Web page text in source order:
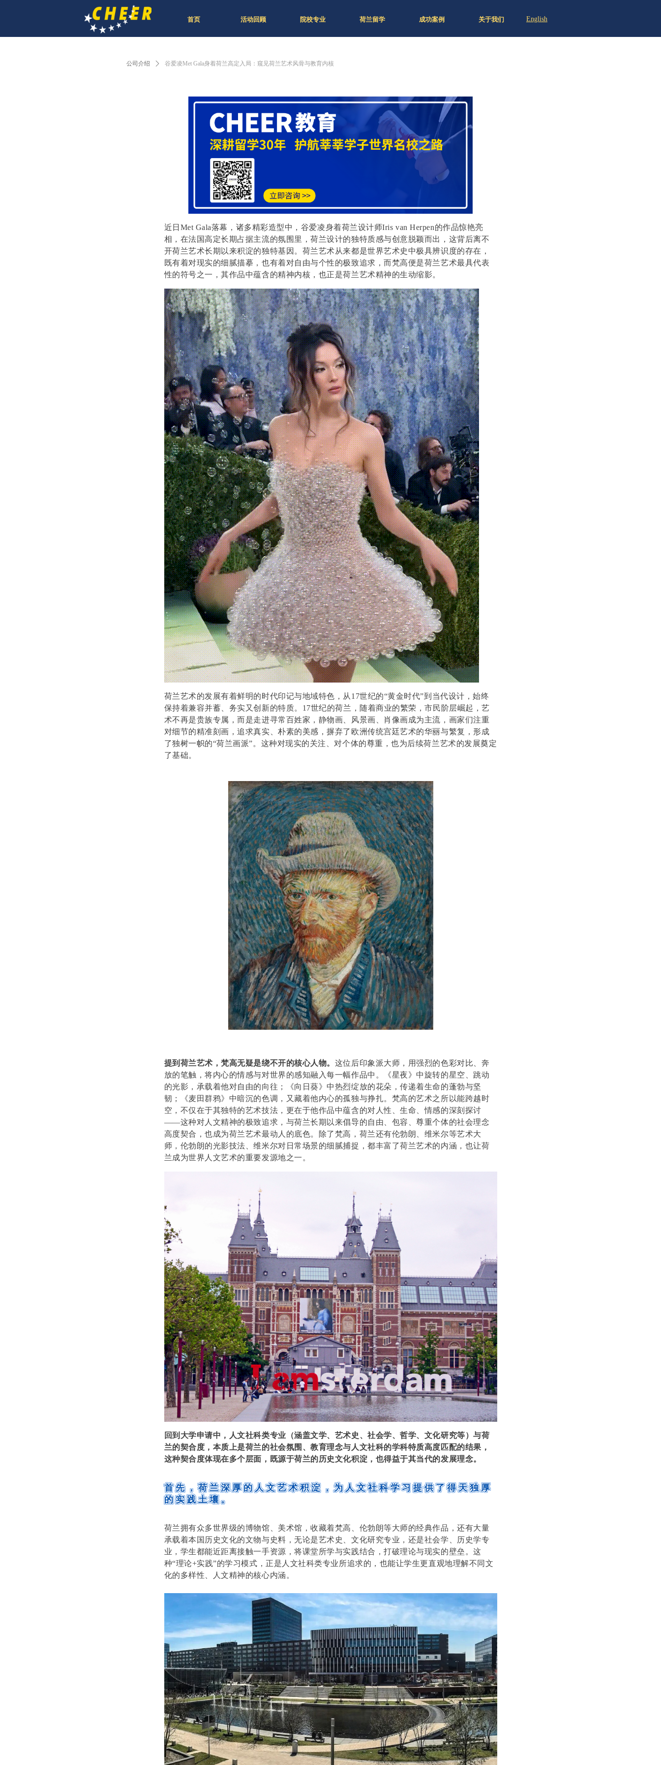
首页 活动回顾 院校专业 荷兰留学 成功案例 关于我们 English
公司介绍 ꄲ 谷爱凌Met Gala身着荷兰高定入局：窥见荷兰艺术风骨与教育内核
近日Met Gala落幕，诸多精彩造型中，谷爱凌身着荷兰设计师Iris van Herpen的作品惊艳亮
相，在法国高定长期占据主流的氛围里，荷兰设计的独特质感与创意脱颖而出，这背后离不
开荷兰艺术长期以来积淀的独特基因。荷兰艺术从来都是世界艺术史中极具辨识度的存在，
既有着对现实的细腻描摹，也有着对自由与个性的极致追求，而梵高便是荷兰艺术最具代表
性的符号之一，其作品中蕴含的精神内核，也正是荷兰艺术精神的生动缩影。
荷兰艺术的发展有着鲜明的时代印记与地域特色，从17世纪的“黄金时代”到当代设计，始终
保持着兼容并蓄、务实又创新的特质。17世纪的荷兰，随着商业的繁荣，市民阶层崛起，艺
术不再是贵族专属，而是走进寻常百姓家，静物画、风景画、肖像画成为主流，画家们注重
对细节的精准刻画，追求真实、朴素的美感，摒弃了欧洲传统宫廷艺术的华丽与繁复，形成
了独树一帜的“荷兰画派”。这种对现实的关注、对个体的尊重，也为后续荷兰艺术的发展奠定
了基础。
提到荷兰艺术，梵高无疑是绕不开的核心人物。 这位后印象派大师，用强烈的色彩对比、奔
放的笔触，将内心的情感与对世界的感知融入每一幅作品中。《星夜》中旋转的星空、跳动
的光影，承载着他对自由的向往；《向日葵》中热烈绽放的花朵，传递着生命的蓬勃与坚
韧；《麦田群鸦》中暗沉的色调，又藏着他内心的孤独与挣扎。梵高的艺术之所以能跨越时
空，不仅在于其独特的艺术技法，更在于他作品中蕴含的对人性、生命、情感的深刻探讨
——这种对人文精神的极致追求，与荷兰长期以来倡导的自由、包容、尊重个体的社会理念
高度契合，也成为荷兰艺术最动人的底色。除了梵高，荷兰还有伦勃朗、维米尔等艺术大
师，伦勃朗的光影技法、维米尔对日常场景的细腻捕捉，都丰富了荷兰艺术的内涵，也让荷
兰成为世界人文艺术的重要发源地之一。
回到大学申请中，人文社科类专业（涵盖文学、艺术史、社会学、哲学、文化研究等）与荷
兰的契合度，本质上是荷兰的社会氛围、教育理念与人文社科的学科特质高度匹配的结果，
这种契合度体现在多个层面，既源于荷兰的历史文化积淀，也得益于其当代的发展理念。
首先，荷兰深厚的人文艺术积淀，为人文社科学习提供了得天独厚
的实践土壤。
荷兰拥有众多世界级的博物馆、美术馆，收藏着梵高、伦勃朗等大师的经典作品，还有大量
承载着本国历史文化的文物与史料，无论是艺术史、文化研究专业，还是社会学、历史学专
业，学生都能近距离接触一手资源，将课堂所学与实践结合，打破理论与现实的壁垒。这
种“理论+实践”的学习模式，正是人文社科类专业所追求的，也能让学生更直观地理解不同文
化的多样性、人文精神的核心内涵。